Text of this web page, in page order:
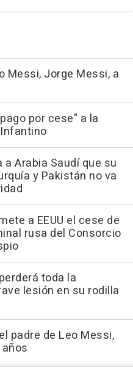
Messi, Jorge Messi, a
por cese" a la
a Arabia Saudí que su
y Pakistán no va
a EEUU el cese de
rusa del Consorcio
toda la
lesión en su rodilla
padre de Leo Messi,